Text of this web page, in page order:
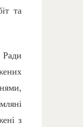
та
з